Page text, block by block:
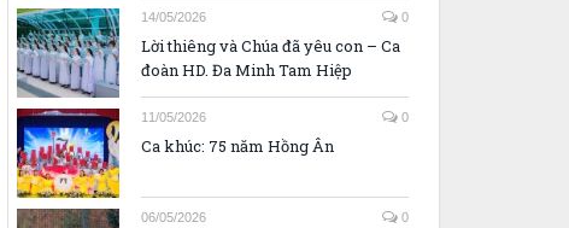
14/05/2026 0
Lời thiêng và Chúa đã yêu con – Ca
đoàn HD. Đa Minh Tam Hiệp
11/05/2026 0
Ca khúc: 75 năm Hồng Ân
06/05/2026 0